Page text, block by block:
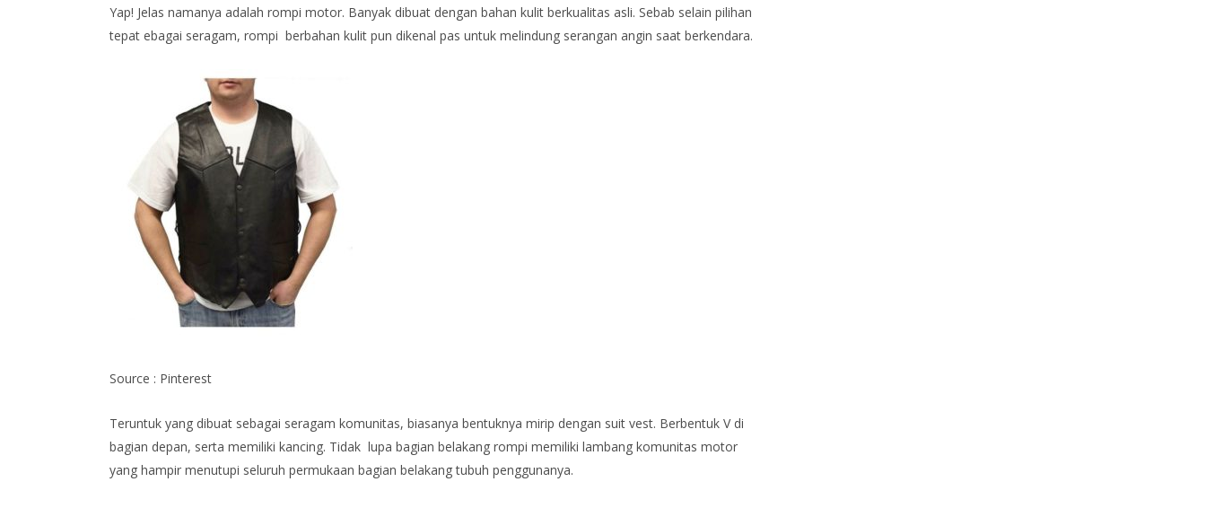
Yap! Jelas namanya adalah rompi motor. Banyak dibuat dengan bahan kulit berkualitas asli. Sebab selain pilihan
tepat ebagai seragam, rompi berbahan kulit pun dikenal pas untuk melindung serangan angin saat berkendara.
Source : Pinterest
Teruntuk yang dibuat sebagai seragam komunitas, biasanya bentuknya mirip dengan suit vest. Berbentuk V di
bagian depan, serta memiliki kancing. Tidak lupa bagian belakang rompi memiliki lambang komunitas motor
yang hampir menutupi seluruh permukaan bagian belakang tubuh penggunanya.